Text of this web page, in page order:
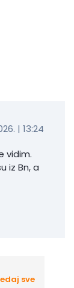
| 13:24
vidim.
iz Bn, a
sve